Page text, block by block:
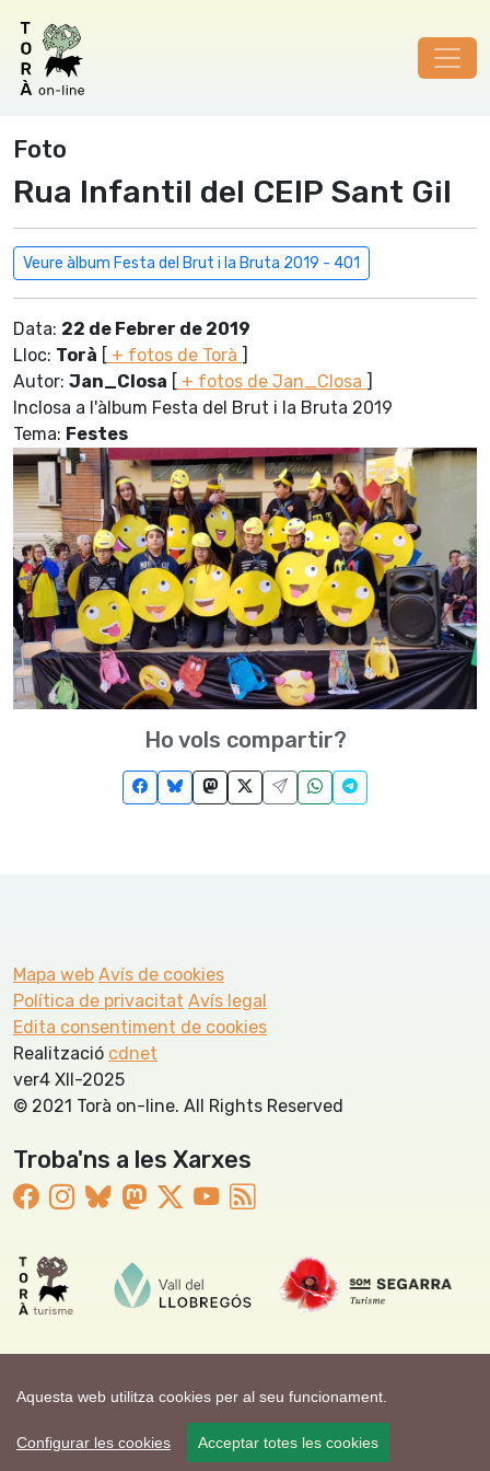
Aquesta web utilitza cookies per al seu funcionament.
Configurar les cookies Acceptar totes les cookies
Foto
Rua Infantil del CEIP Sant Gil
Veure àlbum Festa del Brut i la Bruta 2019 - 401
Data: 22 de Febrer de 2019
Lloc: Torà [ + fotos de Torà ]
Autor: Jan_Closa [ + fotos de Jan_Closa ]
Inclosa a l'àlbum Festa del Brut i la Bruta 2019
Tema: Festes
Ho vols compartir?
Mapa web Avís de cookies
Política de privacitat Avís legal
Edita consentiment de cookies
Realització cdnet
ver4 XII-2025
© 2021 Torà on-line. All Rights Reserved
Troba'ns a les Xarxes